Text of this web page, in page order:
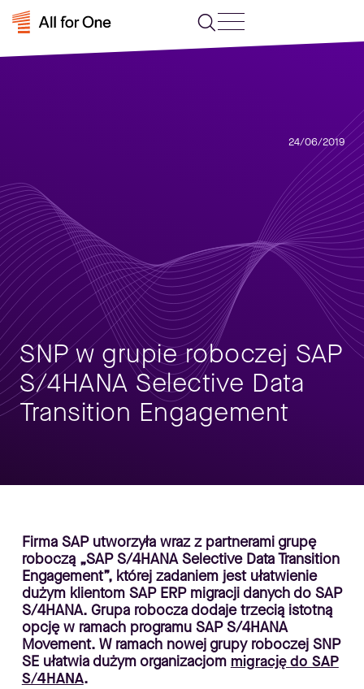
24/06/2019
SNP w grupie roboczej SAP
S/4HANA Selective Data
Transition Engagement
Firma SAP utworzyła wraz z partnerami grupę
roboczą „SAP S/4HANA Selective Data Transition
Engagement”, której zadaniem jest ułatwienie
dużym klientom SAP ERP migracji danych do SAP
S/4HANA. Grupa robocza dodaje trzecią istotną
opcję w ramach programu SAP S/4HANA
Movement. W ramach nowej grupy roboczej SNP
SE ułatwia dużym organizacjom migrację do SAP
S/4HANA.